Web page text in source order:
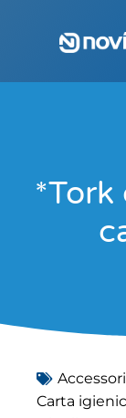
*Tork
Accessori
Carta